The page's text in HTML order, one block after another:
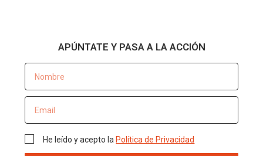
APÚNTATE Y PASA A LA ACCIÓN
He leído y acepto la Política de Privacidad